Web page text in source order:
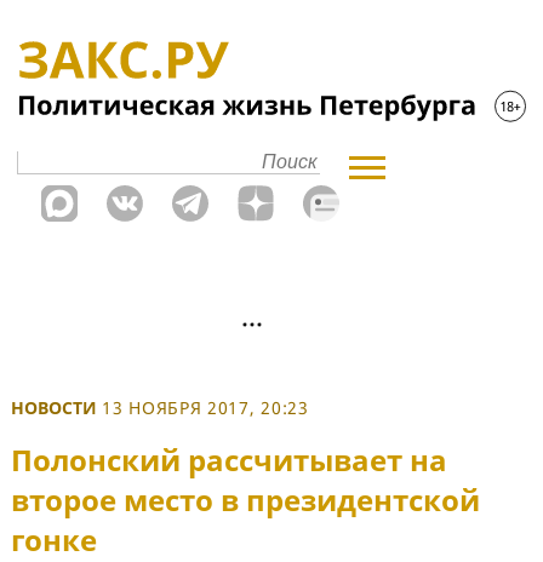
НОВОСТИ 13 НОЯБРЯ 2017, 20:23
Полонский рассчитывает на
второе место в президентской
гонке